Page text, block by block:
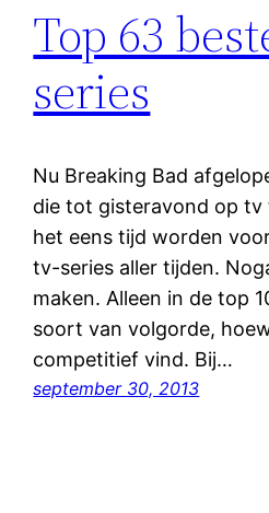
Top 63
series
Nu Breaking Bad
die tot gisteravond op tv
het eens tijd worden
tv-series aller tijden.
maken. Alleen in de top
soort van volgorde,
competitief vind. Bij…
september 30, 2013